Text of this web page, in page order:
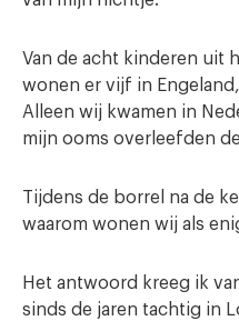
Van de acht kinderen uit
wonen er vijf in
Alleen wij kwamen in
mijn ooms overleefden
Tijdens de borrel na de
waarom wonen wij als
Het antwoord kreeg ik
sinds de jaren tachtig in